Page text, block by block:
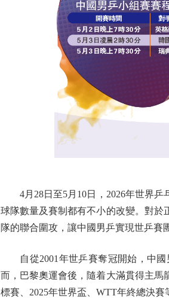
4月28日至5月10日，2026年世界乒
球隊數量及賽制都有不小的改變。對
隊的聯合圍攻，讓中國男乒實現世乒賽
自從2001年世乒賽奪冠開始，中國
而，巴黎奧運會後，隨着大滿貫得主馬
標賽、2025年世界盃、WTT年終總決